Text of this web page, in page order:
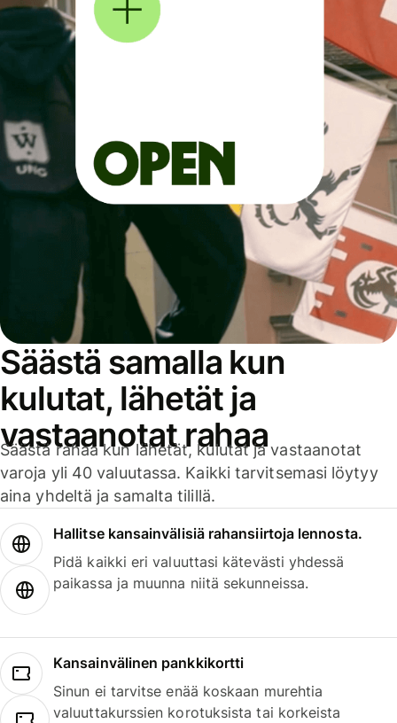
Säästä samalla kun
kulutat, lähetät ja
vastaanotat rahaa
Säästä rahaa kun lähetät, kulutat ja vastaanotat
varoja yli 40 valuutassa. Kaikki tarvitsemasi löytyy
aina yhdeltä ja samalta tilillä.
Hallitse kansainvälisiä rahansiirtoja lennosta.
Pidä kaikki eri valuuttasi kätevästi yhdessä
paikassa ja muunna niitä sekunneissa.
Kansainvälinen pankkikortti
Sinun ei tarvitse enää koskaan murehtia
valuuttakurssien korotuksista tai korkeista